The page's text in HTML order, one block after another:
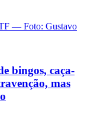
bingos, caça-
mas